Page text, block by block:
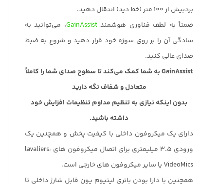
بردبیش از 100 متر (خط دید) انتقال دهید.
ضمناً به لطف فناوری هوشمندGainAssist، می‌توانید به
سادگی آن را بر روی سوژه خود قرار دهید و شروع به ضبط
صدای عالی کنید.
GainAssist به شما کمک می‌کند تا سطوح صدای شما را کاملاً
متعادل و شفاف نگه دارید
بدون اینکه نیازی به تنظیم مداوم تنظیمات افزایش خود
داشته باشید.
دارای یک میکروفون داخلی با کیفیت پخش و همچنین یک
ورودی 3.5 میلیمتری برای اتصال میکروفون های lavaliers،
VideoMics یا سایر میکروفون های خارجی است.
همچنین با دارا بودن باتری لیتیوم یون قابل شارژ داخلی تا